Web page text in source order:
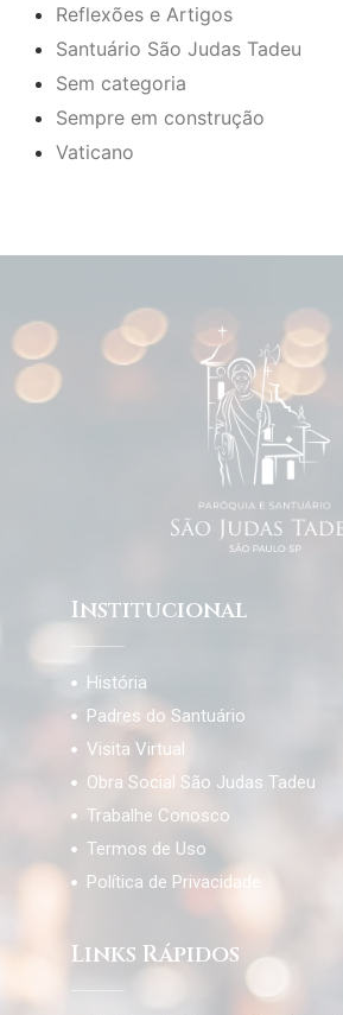
Reflexões e Artigos
Santuário São Judas Tadeu
Sem categoria
Sempre em construção
Vaticano
Institucional
História
Padres do Santuário
Visita Virtual
Obra Social São Judas Tadeu
Trabalhe Conosco
Termos de Uso
Política de Privacidade
Links Rápidos